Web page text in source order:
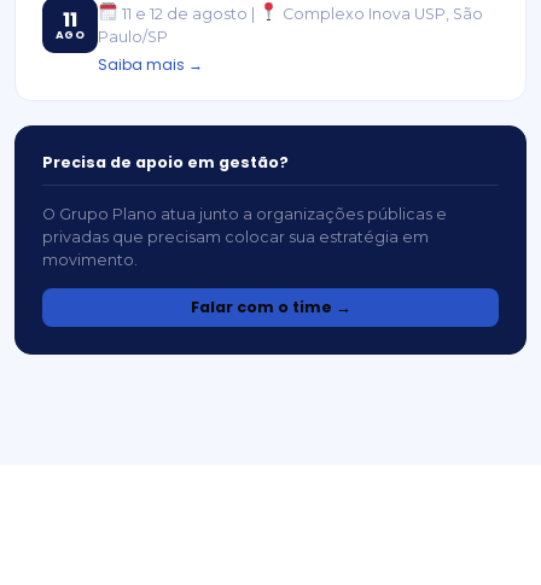
11
AGO
11 e 12 de agosto |
Complexo Inova USP, São
Paulo/SP
Saiba mais →
Precisa de apoio em gestão?
O Grupo Plano atua junto a organizações públicas e
privadas que precisam colocar sua estratégia em
movimento.
Falar com o time →